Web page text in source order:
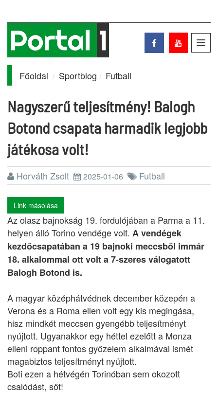
Főoldal Sportblog Futball
Nagyszerű teljesítmény! Balogh
Botond csapata harmadik legjobb
játékosa volt!
Horváth Zsolt 2025-01-06 Futball
Link másolása
Az olasz bajnokság 19. fordulójában a Parma a 11.
helyen álló Torino vendége volt. A vendégek
kezdőcsapatában a 19 bajnoki meccsből immár
18. alkalommal ott volt a 7-szeres válogatott
Balogh Botond is.
A magyar középhátvédnek december közepén a
Verona és a Roma ellen volt egy kis megingása,
hisz mindkét meccsen gyengébb teljesítményt
nyújtott. Ugyanakkor egy héttel ezelőtt a Monza
elleni roppant fontos győzelem alkalmával ismét
magabiztos teljesítményt nyújtott.
Boti ezen a hétvégén Torinóban sem okozott
csalódást, sőt!